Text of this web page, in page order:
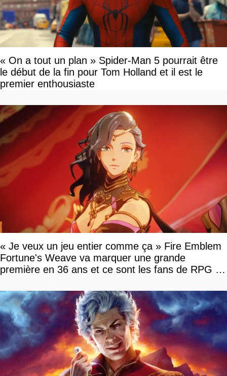
« On a tout un plan » Spider-Man 5 pourrait être
le début de la fin pour Tom Holland et il est le
premier enthousiaste
« Je veux un jeu entier comme ça » Fire Emblem
Fortune's Weave va marquer une grande
première en 36 ans et ce sont les fans de RPG en